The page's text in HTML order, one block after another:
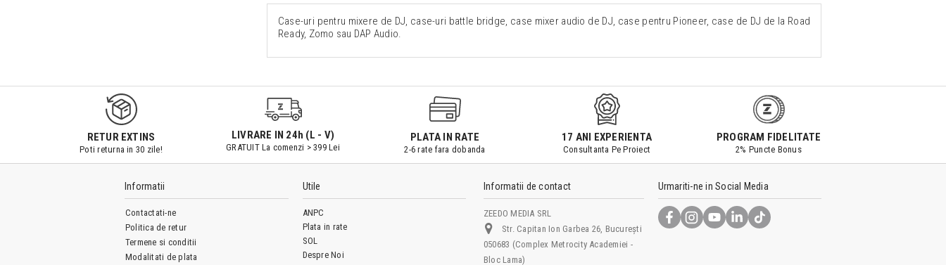
Case-uri pentru mixere de DJ, case-uri battle bridge, case mixer audio de DJ, case pentru Pioneer, case de DJ de la Road
Ready, Zomo sau DAP Audio.
RETUR EXTINS
Poti returna in 30 zile!
LIVRARE IN 24h (L - V)
GRATUIT La comenzi > 399 Lei
PLATA IN RATE
2-6 rate fara dobanda
17 ANI EXPERIENTA
Consultanta Pe Proiect
PROGRAM FIDELITATE
2% Puncte Bonus
Informatii
Contactati-ne
Politica de retur
Termene si conditii
Modalitati de plata
Utile
ANPC
Plata in rate
SOL
Despre Noi
Informatii de contact
ZEEDO MEDIA SRL
Str. Capitan Ion Garbea 26, București
050683 (Complex Metrocity Academiei -
Bloc Lama)
Urmariti-ne in Social Media